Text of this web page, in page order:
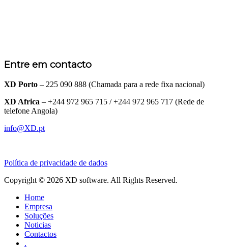
Entre em contacto
XD Porto – 225 090 888 (Chamada para a rede fixa nacional)
XD Africa – +244 972 965 715 / +244 972 965 717 (Rede de
telefone Angola)
info@XD.pt
Política de privacidade de dados
Copyright © 2026 XD software. All Rights Reserved.
Home
Empresa
Soluções
Noticias
Contactos
.